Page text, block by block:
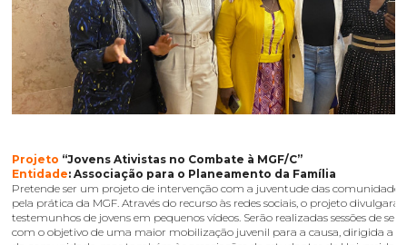
Projeto “Jovens Ativistas no Combate à MGF/C”
Entidade: Associação para o Planeamento da Família
Pretende ser um projeto de intervenção com a juventude das comunidades
pela prática da MGF. Através do recurso às redes sociais, o projeto divulgará
testemunhos de jovens em pequenos vídeos. Serão realizadas sessões de
com o objetivo de uma maior mobilização juvenil para a causa, dirigida a